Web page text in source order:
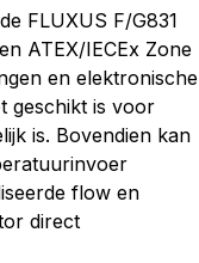
FLUXUS F/G831
ATEX/IECEx Zone
en elektronische
geschikt is voor
is. Bovendien kan
flow en
direct